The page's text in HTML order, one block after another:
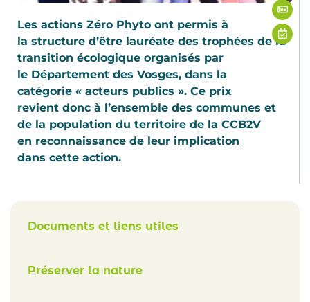
Les actions Zéro Phyto ont permis à
la structure d’être lauréate des trophées de la
transition écologique organisés par
le Département des Vosges, dans la
catégorie « acteurs publics ». Ce prix
revient donc à l’ensemble des communes et
de la population du territoire de la CCB2V
en reconnaissance de leur implication
dans cette action.
Documents et liens utiles
Préserver la nature